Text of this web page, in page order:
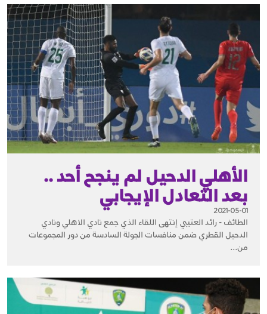
الأهلي الدحيل لم ينجح أحد ..
بعد التعادل الإيجابي
2021-05-01
الطائف - رائد العتيبي إنتهى اللقاء الذي جمع نادي الاهلي ونادي
الدحيل القطري ضمن منافسات الجولة السادسة من دور المجموعات
من...